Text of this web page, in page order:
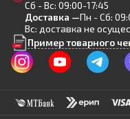
Учесть толщину
Проверить
или с подачей воды.
требует ровной
Сб - Вс: 09:00-17:45
Доставка —Пн - Сб:
Вс: доставка не
Пример товарного